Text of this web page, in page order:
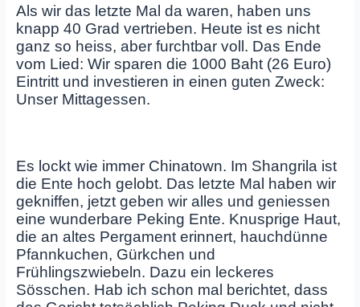
Als wir das letzte Mal da waren, haben uns
knapp 40 Grad vertrieben. Heute ist es nicht
ganz so heiss, aber furchtbar voll. Das Ende
vom Lied: Wir sparen die 1000 Baht (26 Euro)
Eintritt und investieren in einen guten Zweck:
Unser Mittagessen.
Es lockt wie immer Chinatown. Im Shangrila ist
die Ente hoch gelobt. Das letzte Mal haben wir
gekniffen, jetzt geben wir alles und geniessen
eine wunderbare Peking Ente. Knusprige Haut,
die an altes Pergament erinnert, hauchdünne
Pfannkuchen, Gürkchen und
Frühlingszwiebeln. Dazu ein leckeres
Sösschen. Hab ich schon mal berichtet, dass